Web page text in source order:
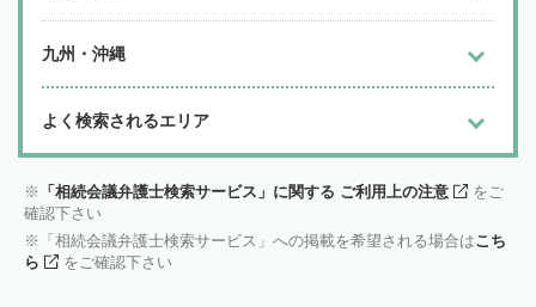
九州・沖縄
よく検索されるエリア
「相続会議弁護士検索サービス」に関する ご利用上の注意
をご
確認下さい
「相続会議弁護士検索サービス」への掲載を希望される場合はこち
ら
をご確認下さい